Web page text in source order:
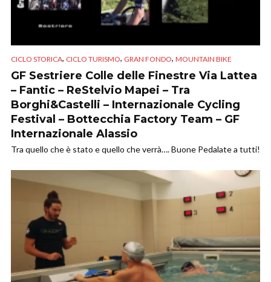
CICLO STORICA, CICLO TURISMO, GRAN FONDO, MOUNTAIN BIKE
GF Sestriere Colle delle Finestre Via Lattea
– Fantic – ReStelvio Mapei – Tra
Borghi&Castelli – Internazionale Cycling
Festival – Bottecchia Factory Team – GF
Internazionale Alassio
Tra quello che è stato e quello che verrà…. Buone Pedalate a tutti!